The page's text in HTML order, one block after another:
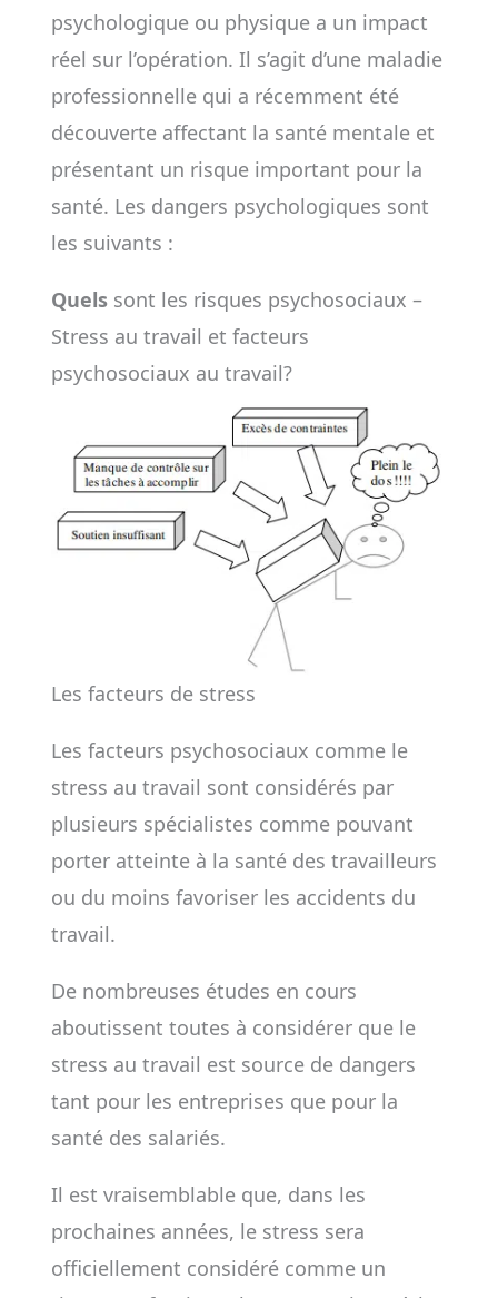
psychologique ou physique a un impact
réel sur l’opération. Il s’agit d’une maladie
professionnelle qui a récemment été
découverte affectant la santé mentale et
présentant un risque important pour la
santé. Les dangers psychologiques sont
les suivants :
Quelssont les risques psychosociaux –
Stress au travail et facteurs
psychosociaux au travail?
Les facteurs de stress
Les facteurs psychosociaux comme le
stress au travail sont considérés par
plusieurs spécialistes comme pouvant
porter atteinte à la santé des travailleurs
ou du moins favoriser les accidents du
travail.
De nombreuses études en cours
aboutissent toutes à considérer que le
stress au travail est source de dangers
tant pour les entreprises que pour la
santé des salariés.
Il est vraisemblable que, dans les
prochaines années, le stress sera
officiellement considéré comme un